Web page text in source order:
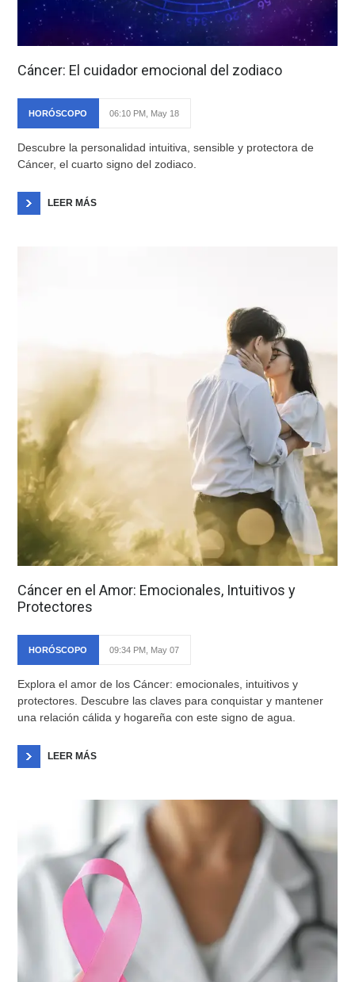
Cáncer: El cuidador emocional del zodiaco
HORÓSCOPO 06:10 PM, May 18
Descubre la personalidad intuitiva, sensible y protectora de
Cáncer, el cuarto signo del zodiaco.
LEER MÁS
Cáncer en el Amor: Emocionales, Intuitivos y
Protectores
HORÓSCOPO 09:34 PM, May 07
Explora el amor de los Cáncer: emocionales, intuitivos y
protectores. Descubre las claves para conquistar y mantener
una relación cálida y hogareña con este signo de agua.
LEER MÁS